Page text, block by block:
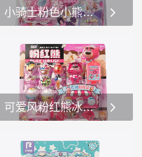
堡设计精美，带有拱形门和
心形装饰，顶部还有一个小
小骑士粉色小熊与滑板车女孩的梦幻玩具角色扮演
的儿童玩具套装。1.玩具套
装内容： -粉色小熊玩偶：
套装中有一个可爱的粉色小
熊玩偶，它面带微笑，显得
非常友好和吸引人。 -...
可爱风粉红熊冰淇淋玩具套装模拟玩具
过家家”的儿童玩具套装，适